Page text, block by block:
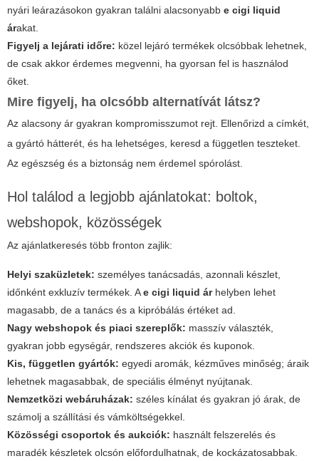
nyári leárazásokon gyakran találni alacsonyabb e cigi liquid
árakat.
Figyelj a lejárati időre: közel lejáró termékek olcsóbbak lehetnek,
de csak akkor érdemes megvenni, ha gyorsan fel is használod
őket.
Mire figyelj, ha olcsóbb alternatívát látsz?
Az alacsony ár gyakran kompromisszumot rejt. Ellenőrizd a címkét,
a gyártó hátterét, és ha lehetséges, keresd a független teszteket.
Az egészség és a biztonság nem érdemel spórolást.
Hol találod a legjobb ajánlatokat: boltok,
webshopok, közösségek
Az ajánlatkeresés több fronton zajlik:
Helyi szaküzletek: személyes tanácsadás, azonnali készlet,
időnként exkluzív termékek. Ae cigi liquid árhelyben lehet
magasabb, de a tanács és a kipróbálás értéket ad.
Nagy webshopok és piaci szereplők: masszív választék,
gyakran jobb egységár, rendszeres akciók és kuponok.
Kis, független gyártók: egyedi aromák, kézműves minőség; áraik
lehetnek magasabbak, de speciális élményt nyújtanak.
Nemzetközi webáruházak: széles kínálat és gyakran jó árak, de
számolj a szállítási és vámköltségekkel.
Közösségi csoportok és aukciók: használt felszerelés és
maradék készletek olcsón előfordulhatnak, de kockázatosabbak.